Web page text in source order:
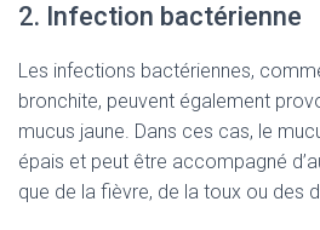
2. Infection bactérienne
Les infections bactériennes,
bronchite, peuvent également
mucus jaune. Dans ces cas, le
épais et peut être accompagné
que de la fièvre, de la toux ou des